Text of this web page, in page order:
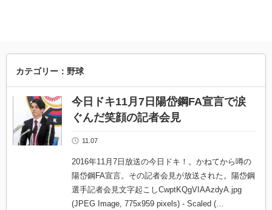
カテゴリー：野球
今日ドキ11月7日陽岱鋼FA宣言で涙
ぐんだ笑顔の記者会見
11.07
2016年11月7日放送の今日ドキ！。かねてから噂の
陽岱鋼FA宣言。その記者会見が放送された。陽岱鋼
選手記者会見文字起こしCwptKQgVIAAzdyA.jpg
(JPEG Image, 775x959 pixels) - Scaled (…